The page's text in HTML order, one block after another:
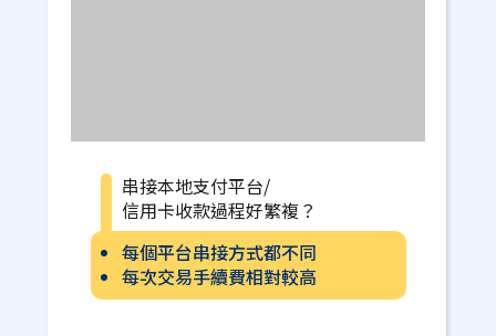
串接本地支付平台/
信用卡收款過程好繁複？
每個平台串接方式都不同
每次交易手續費相對較高